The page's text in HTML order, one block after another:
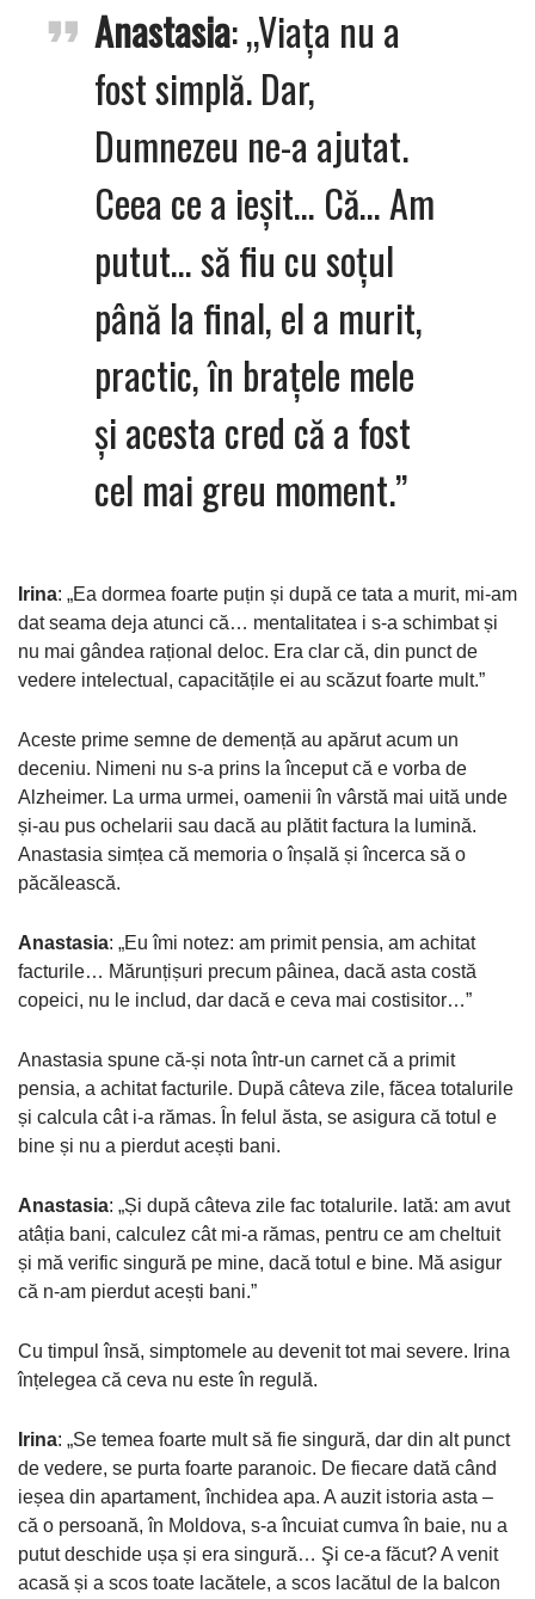
Anastasia: „Viața nu a
fost simplă. Dar,
Dumnezeu ne-a ajutat.
Ceea ce a ieșit… Că… Am
putut… să fiu cu soțul
până la final, el a murit,
practic, în brațele mele
și acesta cred că a fost
cel mai greu moment.”
Irina: „Ea dormea foarte puțin și după ce tata a murit, mi-am
dat seama deja atunci că… mentalitatea i s-a schimbat și
nu mai gândea rațional deloc. Era clar că, din punct de
vedere intelectual, capacitățile ei au scăzut foarte mult.”
Aceste prime semne de demență au apărut acum un
deceniu. Nimeni nu s-a prins la început că e vorba de
Alzheimer. La urma urmei, oamenii în vârstă mai uită unde
și-au pus ochelarii sau dacă au plătit factura la lumină.
Anastasia simțea că memoria o înșală și încerca să o
păcălească.
Anastasia: „Eu îmi notez: am primit pensia, am achitat
facturile… Mărunțișuri precum pâinea, dacă asta costă
copeici, nu le includ, dar dacă e ceva mai costisitor…”
Anastasia spune că-și nota într-un carnet că a primit
pensia, a achitat facturile. După câteva zile, făcea totalurile
și calcula cât i-a rămas. În felul ăsta, se asigura că totul e
bine și nu a pierdut acești bani.
Anastasia: „Și după câteva zile fac totalurile. Iată: am avut
atâția bani, calculez cât mi-a rămas, pentru ce am cheltuit
și mă verific singură pe mine, dacă totul e bine. Mă asigur
că n-am pierdut acești bani.”
Cu timpul însă, simptomele au devenit tot mai severe. Irina
înțelegea că ceva nu este în regulă.
Irina: „Se temea foarte mult să fie singură, dar din alt punct
de vedere, se purta foarte paranoic. De fiecare dată când
ieșea din apartament, închidea apa. A auzit istoria asta –
că o persoană, în Moldova, s-a încuiat cumva în baie, nu a
putut deschide ușa și era singură… Şi ce-a făcut? A venit
acasă și a scos toate lacătele, a scos lacătul de la balcon